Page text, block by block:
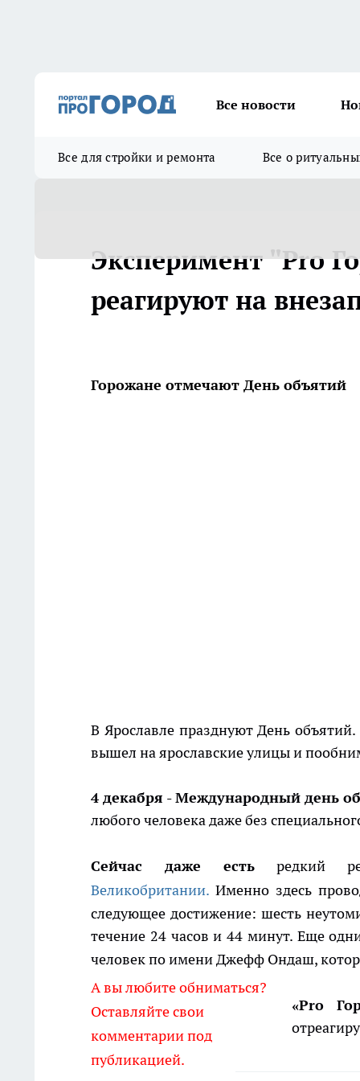
Все новости
Все для стройки и ремонта Все о
Эксперимент "Pro
реагируют на
Горожане отмечают День объятий
В Ярославле празднуют День
вышел на ярославские улицы и
4 декабря - Международный день
любого человека даже без
Сейчас даже есть редкий
Великобритании. Именно здесь
следующее достижение: шесть
течение 24 часов и 44 минут. Еще
человек по имени Джефф Ондаш,
А вы любите обниматься?
Оставляйте свои
комментарии под
публикацией.
«Pro